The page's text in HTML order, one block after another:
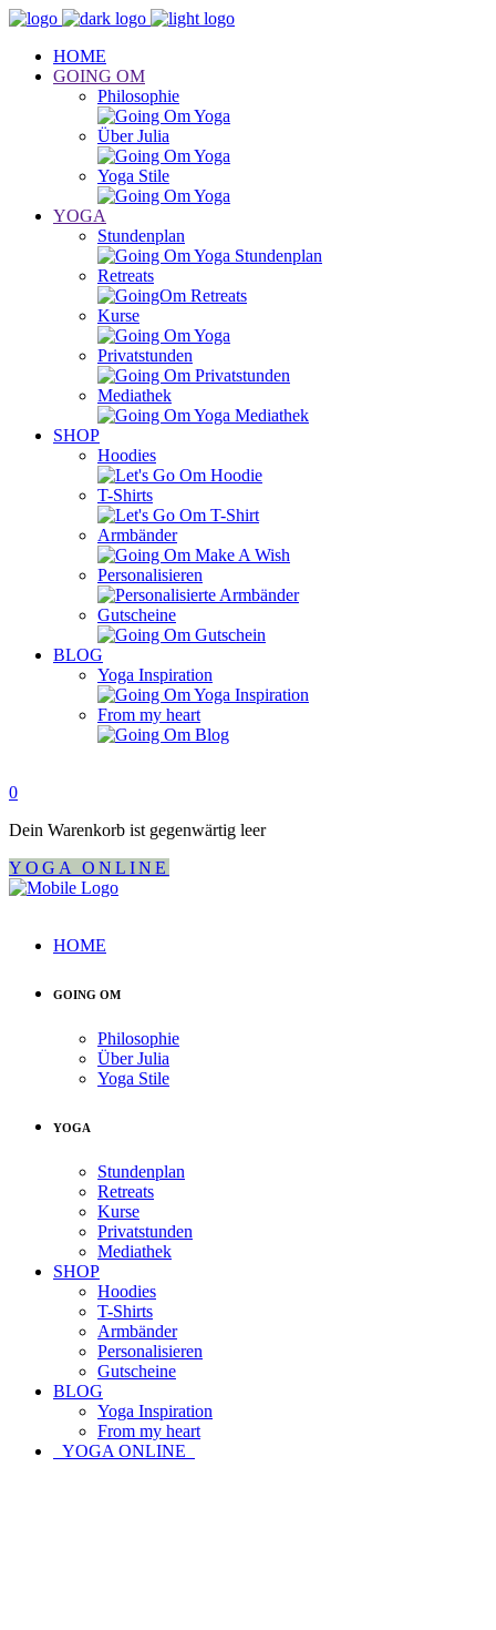
HOME
GOING OM
Philosophie
Über Julia
Yoga Stile
YOGA
Stundenplan
Retreats
Kurse
Privatstunden
Mediathek
SHOP
Hoodies
T-Shirts
Armbänder
Personalisieren
Gutscheine
BLOG
Yoga Inspiration
From my heart
0
Dein Warenkorb ist gegenwärtig leer
YOGA ONLINE
HOME
GOING OM
Philosophie
Über Julia
Yoga Stile
YOGA
Stundenplan
Retreats
Kurse
Privatstunden
Mediathek
SHOP
Hoodies
T-Shirts
Armbänder
Personalisieren
Gutscheine
BLOG
Yoga Inspiration
From my heart
YOGA ONLINE